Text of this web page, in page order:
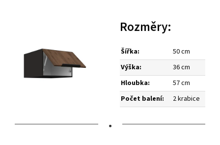
Rozměry:
Šířka:
50 cm
Výška:
36 cm
Hloubka:
57 cm
Počet balení:
2 krabice
•